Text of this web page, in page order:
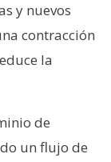
y nuevos
contracción
la
de
un flujo de